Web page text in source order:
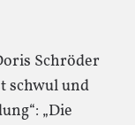
Schröder
schwul und
„Die